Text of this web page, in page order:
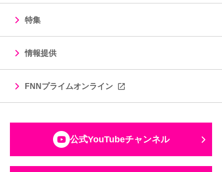
特集
情報提供
FNNプライムオンライン
公式YouTubeチャンネル